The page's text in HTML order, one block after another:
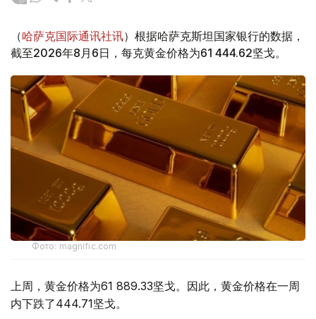
（哈萨克国际通讯社讯）根据哈萨克斯坦国家银行的数据，
截至2026年8月6日，每克黄金价格为61 444.62坚戈。
Фото: magnific.com
上周，黄金价格为61 889.33坚戈。因此，黄金价格在一周
内下跌了444.71坚戈。